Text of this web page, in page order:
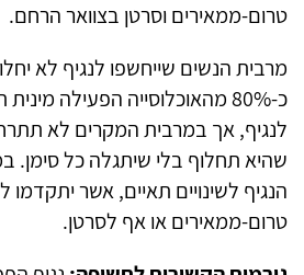
טרום-ממאירים וסרטן בצוואר הרחם.
מרבית הנשים שייחשפו לנגיף לא
כ-80% מהאוכלוסייה הפעילה
לנגיף, אך במרבית המקרים לא
שהיא תחלוף בלי שיתגלה כל סימן.
הנגיף לשינויים תאיים, אשר יתקדמו
טרום-ממאירים או אף לסרטן.